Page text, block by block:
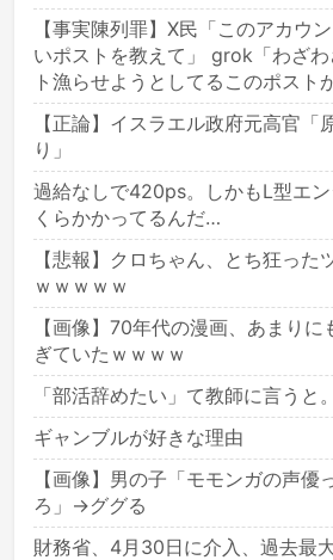
【事実陳列罪】X民「このアカウ
いポストを教えて」 grok「わざ
ト漁らせようとしてるこのポスト
【正論】イスラエル政府元高官「
り」
過給なしで420ps。しかもL型エ
くらかかってるんだ…
【悲報】クロちゃん、とち狂った
ｗｗｗｗｗ
【画像】70年代の漫画、あまり
ぎていたｗｗｗｗ
「部活辞めたい」て教師に言うと
ギャンブルが好きな理由
【画像】男の子「モモンガの声優
ろ」→ググる
財務省、4月30日に介入、過去最